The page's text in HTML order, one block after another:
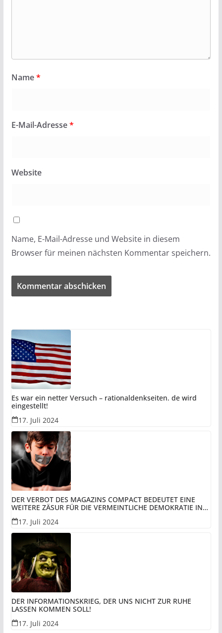
Name*
E-Mail-Adresse*
Website
Name, E-Mail-Adresse und Website in diesem
Browser für meinen nächsten Kommentar speichern.
Es war ein netter Versuch – rationaldenkseiten. de wird
eingestellt!
17. Juli 2024
DER VERBOT DES MAGAZINS COMPACT BEDEUTET EINE
WEITERE ZÄSUR FÜR DIE VERMEINTLICHE DEMOKRATIE IN
REST-DEUTSCHLAND UNTER DER VERWALTUNG DER BRD
UND PERSPEKTIVISCH DEN UNTERGANG DER DEUTSCHEN!
17. Juli 2024
DER INFORMATIONSKRIEG, DER UNS NICHT ZUR RUHE
LASSEN KOMMEN SOLL!
17. Juli 2024